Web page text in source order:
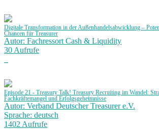
Digitale Transformation in der Außenhandelsabwicklung –
Chancen für Treasurer
Autor: Fachressort Cash & Liquidity
30 Aufrufe
Episode 21 - Treasury Talk! Treasury Recruiting im Wandel:
Fachkräftemangel und Erfolgsgeheimnisse
Autor: Verband Deutscher Treasurer e.V.
Sprache: deutsch
1402 Aufrufe